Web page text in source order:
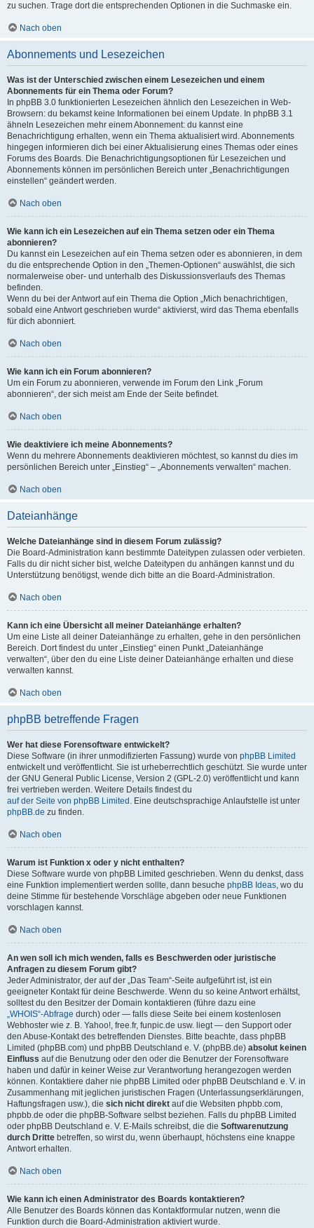
zu suchen. Trage dort die entsprechenden Optionen in die Suchmaske ein.
Nach oben
Abonnements und Lesezeichen
Was ist der Unterschied zwischen einem Lesezeichen und einem
Abonnements für ein Thema oder Forum?
In phpBB 3.0 funktionierten Lesezeichen ähnlich den Lesezeichen in Web-
Browsern: du bekamst keine Informationen bei einem Update. In phpBB 3.1
ähneln Lesezeichen mehr einem Abonnement: du kannst eine
Benachrichtigung erhalten, wenn ein Thema aktualisiert wird. Abonnements
hingegen informieren dich bei einer Aktualisierung eines Themas oder eines
Forums des Boards. Die Benachrichtigungsoptionen für Lesezeichen und
Abonnements können im persönlichen Bereich unter „Benachrichtigungen
einstellen“ geändert werden.
Nach oben
Wie kann ich ein Lesezeichen auf ein Thema setzen oder ein Thema
abonnieren?
Du kannst ein Lesezeichen auf ein Thema setzen oder es abonnieren, in dem
du die entsprechende Option in den „Themen-Optionen“ auswählst, die sich
normalerweise ober- und unterhalb des Diskussionsverlaufs des Themas
befinden.
Wenn du bei der Antwort auf ein Thema die Option „Mich benachrichtigen,
sobald eine Antwort geschrieben wurde“ aktivierst, wird das Thema ebenfalls
für dich abonniert.
Nach oben
Wie kann ich ein Forum abonnieren?
Um ein Forum zu abonnieren, verwende im Forum den Link „Forum
abonnieren“, der sich meist am Ende der Seite befindet.
Nach oben
Wie deaktiviere ich meine Abonnements?
Wenn du mehrere Abonnements deaktivieren möchtest, so kannst du dies im
persönlichen Bereich unter „Einstieg“ – „Abonnements verwalten“ machen.
Nach oben
Dateianhänge
Welche Dateianhänge sind in diesem Forum zulässig?
Die Board-Administration kann bestimmte Dateitypen zulassen oder verbieten.
Falls du dir nicht sicher bist, welche Dateitypen du anhängen kannst und du
Unterstützung benötigst, wende dich bitte an die Board-Administration.
Nach oben
Kann ich eine Übersicht all meiner Dateianhänge erhalten?
Um eine Liste all deiner Dateianhänge zu erhalten, gehe in den persönlichen
Bereich. Dort findest du unter „Einstieg“ einen Punkt „Dateianhänge
verwalten“, über den du eine Liste deiner Dateianhänge erhalten und diese
verwalten kannst.
Nach oben
phpBB betreffende Fragen
Wer hat diese Forensoftware entwickelt?
Diese Software (in ihrer unmodifizierten Fassung) wurde von phpBB Limited
entwickelt und veröffentlicht. Sie ist urheberrechtlich geschützt. Sie wurde unter
der GNU General Public License, Version 2 (GPL-2.0) veröffentlicht und kann
frei vertrieben werden. Weitere Details findest du
auf der Seite von phpBB Limited . Eine deutschsprachige Anlaufstelle ist unter
phpBB.de zu finden.
Nach oben
Warum ist Funktion x oder y nicht enthalten?
Diese Software wurde von phpBB Limited geschrieben. Wenn du denkst, dass
eine Funktion implementiert werden sollte, dann besuche phpBB Ideas, wo du
deine Stimme für bestehende Vorschläge abgeben oder neue Funktionen
vorschlagen kannst.
Nach oben
An wen soll ich mich wenden, falls es Beschwerden oder juristische
Anfragen zu diesem Forum gibt?
Jeder Administrator, der auf der „Das Team“-Seite aufgeführt ist, ist ein
geeigneter Kontakt für deine Beschwerde. Wenn du so keine Antwort erhältst,
solltest du den Besitzer der Domain kontaktieren (führe dazu eine
„WHOIS“-Abfrage durch) oder — falls diese Seite bei einem kostenlosen
Webhoster wie z. B. Yahoo!, free.fr, funpic.de usw. liegt — den Support oder
den Abuse-Kontakt des betreffenden Dienstes. Bitte beachte, dass phpBB
Limited (phpBB.com) und phpBB Deutschland e. V. (phpBB.de) absolut keinen
Einfluss auf die Benutzung oder den oder die Benutzer der Forensoftware
haben und dafür in keiner Weise zur Verantwortung herangezogen werden
können. Kontaktiere daher nie phpBB Limited oder phpBB Deutschland e. V. in
Zusammenhang mit jeglichen juristischen Fragen (Unterlassungserklärungen,
Haftungsfragen usw.), die sich nicht direkt auf die Websiten phpbb.com,
phpbb.de oder die phpBB-Software selbst beziehen. Falls du phpBB Limited
oder phpBB Deutschland e. V. E-Mails schreibst, die die Softwarenutzung
durch Dritte betreffen, so wirst du, wenn überhaupt, höchstens eine knappe
Antwort erhalten.
Nach oben
Wie kann ich einen Administrator des Boards kontaktieren?
Alle Benutzer des Boards können das Kontaktformular nutzen, wenn die
Funktion durch die Board-Administration aktiviert wurde.